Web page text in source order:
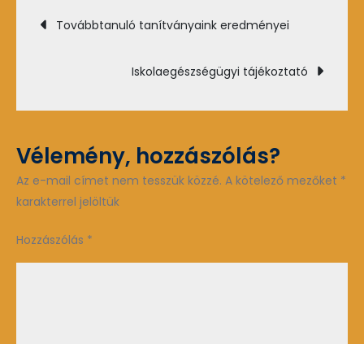
Bejegyzés
navigáció
Továbbtanuló tanítványaink eredményei
Iskolaegészségügyi tájékoztató
Vélemény, hozzászólás?
Az e-mail címet nem tesszük közzé. A kötelező mezőket *
karakterrel jelöltük
Hozzászólás *